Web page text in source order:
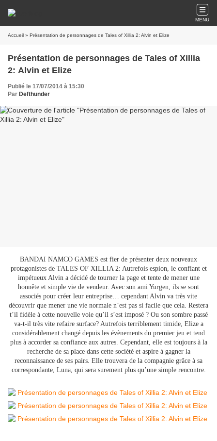
MENU
Accueil
Présentation de personnages de Tales of Xillia
Publié le 17/07/2014 à 15:30
Par Defthunder
BANDAI NAMCO GAMES est fier de présenter deux nouveaux
protagonistes de TALES OF XILLIA 2: Autrefois espion, le confiant et
impétueux Alvin a décidé de tourner la page et tente de mener une
honnête et simple vie de vendeur. Avec son ami Yurgen, ils se sont
associés pour créer leur entreprise… cependant Alvin va très vite
découvrir que mener une vie normale n’est pas si facile que cela. Restera
t’il fidèle à cette nouvelle voie qu’il s’est imposé ? Ou son sombre passé
va-t-il très vite refaire surface? Autrefois terriblement timide, Elize a
considérablement changé depuis les évènements du premier jeu et tend
plus à accorder sa confiance aux autres. Cependant, elle est toujours à la
recherche de sa place dans cette société et aspire à gagner la
reconnaissance de ses pairs. Elle trouvera de la compagnie grâce à sa
correspondante, Luna, qui sera surement plus qu’une simple rencontre.